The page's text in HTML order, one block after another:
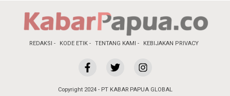
REDAKSI KODE ETIK TENTANG KAMI KEBIJAKAN PRIVACY
Copyright 2024 - PT KABAR PAPUA GLOBAL